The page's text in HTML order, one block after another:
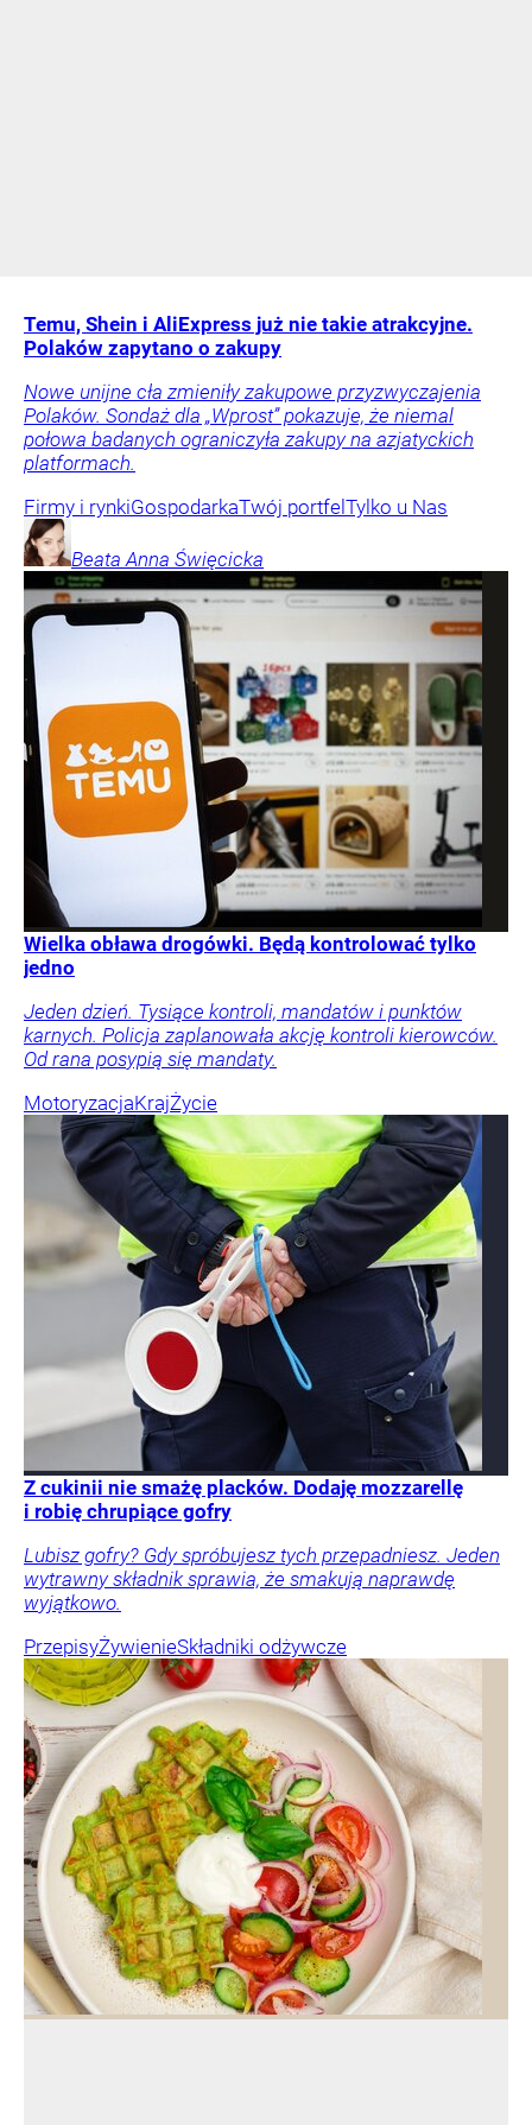
Temu, Shein i AliExpress już nie takie atrakcyjne.
Polaków zapytano o zakupy
Nowe unijne cła zmieniły zakupowe przyzwyczajenia
Polaków. Sondaż dla „Wprost” pokazuje, że niemal
połowa badanych ograniczyła zakupy na azjatyckich
platformach.
Firmy i rynkiGospodarkaTwój portfel Tylko u Nas
Beata Anna Święcicka
Wielka obława drogówki. Będą kontrolować tylko
jedno
Jeden dzień. Tysiące kontroli, mandatów i punktów
karnych. Policja zaplanowała akcję kontroli kierowców.
Od rana posypią się mandaty.
MotoryzacjaKrajŻycie
Z cukinii nie smażę placków. Dodaję mozzarellę
i robię chrupiące gofry
Lubisz gofry? Gdy spróbujesz tych przepadniesz. Jeden
wytrawny składnik sprawia, że smakują naprawdę
wyjątkowo.
PrzepisyŻywienieSkładniki odżywcze